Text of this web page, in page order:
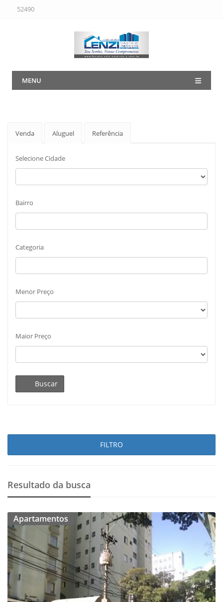
52490
MENU
Venda Aluguel Referência
Selecione Cidade
Bairro
Categoria
Menor Preço
Maior Preço
Buscar
FILTRO
Resultado da busca
Apartamentos